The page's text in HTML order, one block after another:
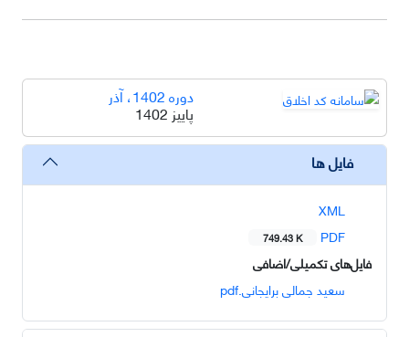
دوره 1402، آذر
پاییز 1402
فایل ها
XML
PDF
749.43 K
فایل‌های تکمیلی/اضافی
سعید جمالی برایجانی.pdf